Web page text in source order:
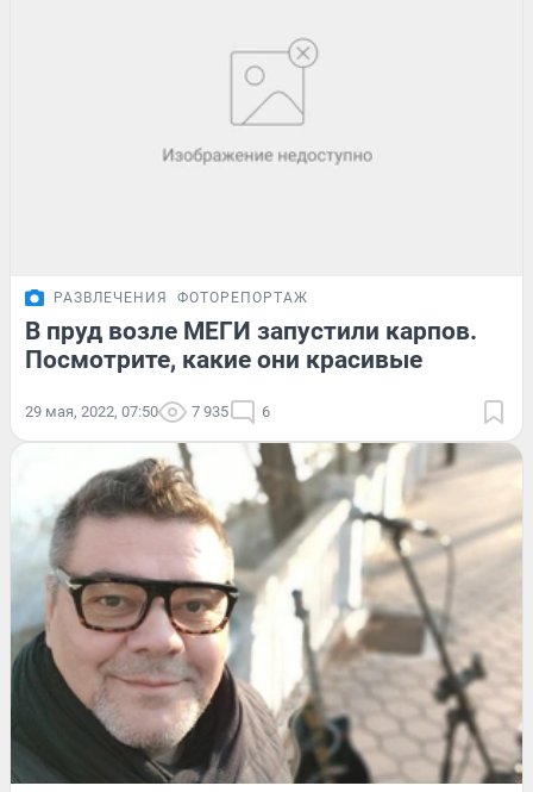
РАЗВЛЕЧЕНИЯ ФОТОРЕПОРТАЖ
В пруд возле МЕГИ запустили карпов.
Посмотрите, какие они красивые
29 мая, 2022, 07:50 7 935 6